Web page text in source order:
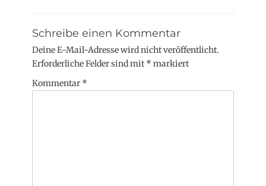
Schreibe einen Kommentar
Deine E-Mail-Adresse wird nicht veröffentlicht.
Erforderliche Felder sind mit * markiert
Kommentar *